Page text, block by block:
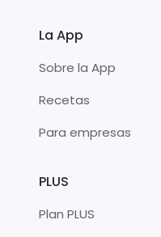
La App
Sobre la App
Recetas
Para empresas
PLUS
Plan PLUS